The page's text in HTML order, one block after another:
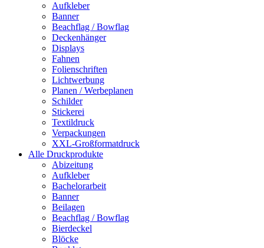
Aufkleber
Banner
Beachflag / Bowflag
Deckenhänger
Displays
Fahnen
Folienschriften
Lichtwerbung
Planen / Werbeplanen
Schilder
Stickerei
Textildruck
Verpackungen
XXL-Großformatdruck
Alle Druckprodukte
Abizeitung
Aufkleber
Bachelorarbeit
Banner
Beilagen
Beachflag / Bowflag
Bierdeckel
Blöcke